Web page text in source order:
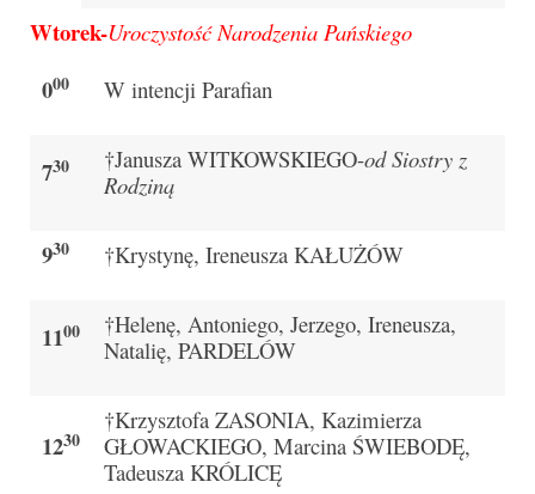
Katecheza parafialna
Niezbędnik Katolika
Pracownicy
Nabożeństwa
Nabożeństwa różne
Pogrzeb katolicki
Sakramenty
Sakrament chrztu
Wtorek-Uroczystość Narodzenia Pańskiego
000 W intencji Parafian
730 †Janusza WITKOWSKIEGO-od Siostry z
Rodziną
930 †Krystynę, Ireneusza KAŁUŻÓW
1100
†Helenę, Antoniego, Jerzego, Ireneusza,
Natalię, PARDELÓW
1230
†Krzysztofa ZASONIA, Kazimierza
GŁOWACKIEGO, Marcina ŚWIEBODĘ,
Tadeusza KRÓLICĘ